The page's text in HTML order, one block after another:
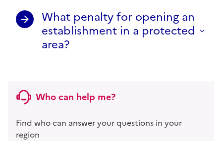
What penalty for opening an
establishment in a protected
area?
Who can help me?
Find who can answer your questions in your
region